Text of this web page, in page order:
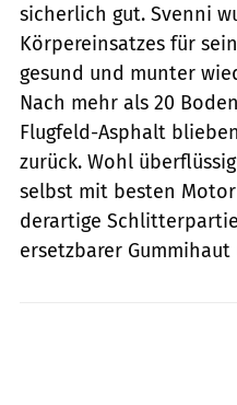
sicherlich gut. Svenni
Körpereinsatzes für
gesund und munter
Nach mehr als 20
Flugfeld-Asphalt
zurück. Wohl
selbst mit besten
derartige
ersetzbarer